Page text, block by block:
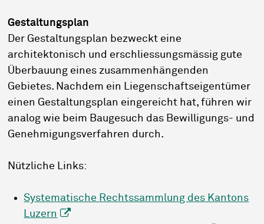
Gestaltungsplan
Der Gestaltungsplan bezweckt eine
architektonisch und erschliessungsmässig gute
Überbauung eines zusammenhängenden
Gebietes. Nachdem ein Liegenschaftseigentümer
einen Gestaltungsplan eingereicht hat, führen wir
analog wie beim Baugesuch das Bewilligungs- und
Genehmigungsverfahren durch.
Nützliche Links:
Systematische Rechtssammlung des Kantons
Luzern